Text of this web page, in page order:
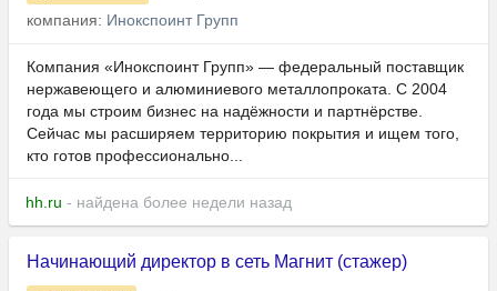
компания: Инокспоинт Групп
Компания «Инокспоинт Групп» — федеральный поставщик
нержавеющего и алюминиевого металлопроката. С 2004
года мы строим бизнес на надёжности и партнёрстве.
Сейчас мы расширяем территорию покрытия и ищем того,
кто готов профессионально...
hh.ru - найдена более недели назад
Начинающий директор в сеть Магнит (стажер)